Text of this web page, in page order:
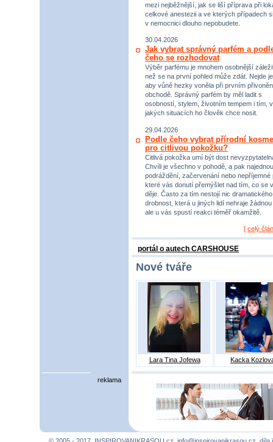
mezi nejběžnější, jak se liší příprava při
celkové anestezii a ve kterých případech si
v nemocnici dlouho nepobudete.
30.04.2026
Jak vybrat správný parfém a
čeho se rozhodovat
Výběr parfému je mnohem osobnější
než se na první pohled může zdát. Nejde
aby vůně hezky voněla při prvním
obchodě. Správný parfém by měl ladit s
osobností, stylem, životním tempem i tím, v
jakých situacích ho člověk chce nosit.
29.04.2026
Podle čeho vybrat přírodní
pro citlivou pokožku?
Citlivá pokožka umí být dost
Chvíli je všechno v pohodě, a pak
podráždění, začervenání nebo nepříjemné
které vás donutí přemýšlet nad tím, co se
děje. Často za tím nestojí nic
drobnost, která u jiných lidí nehraje žádnou
ale u vás spustí reakci téměř okamžitě.
[ celý
portál o autech CARSHOUSE
Nové tváře
Lara Tina Jofewa Kacka
reklama